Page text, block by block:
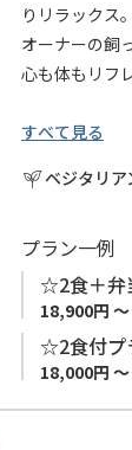
りリラックス。
オーナーの飼
心も体もリフ
すべて見る
ベジタリア
プラン一例
☆2食＋弁
18,900円 ～
☆2食付プ
18,000円 ～